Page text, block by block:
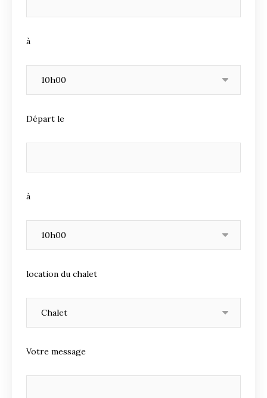
à
Départ le
à
location du chalet
Votre message